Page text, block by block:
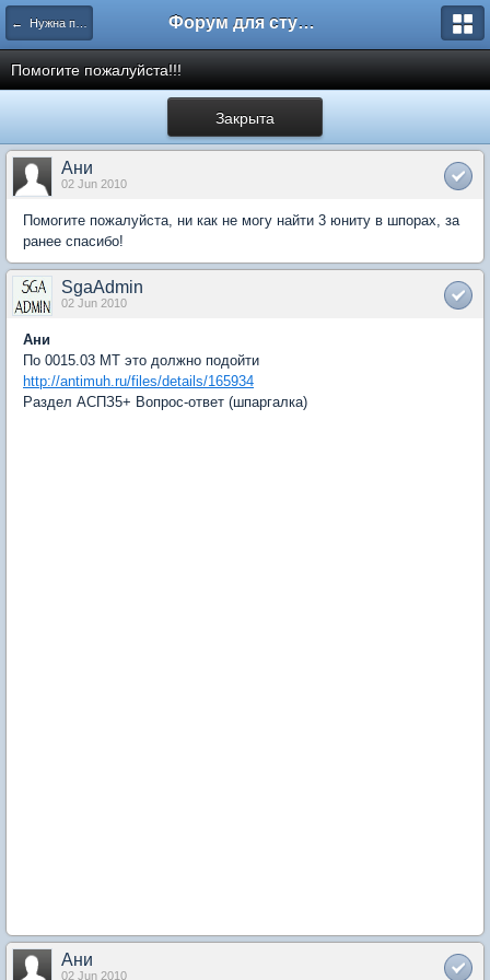
← Нужна помощь Форум для студента СГА
Помогите пожалуйста!!!
Закрыта
Ани
02 Jun 2010
Помогите пожалуйста, ни как не могу найти 3 юниту в шпорах, за
ранее спасибо!
SgaAdmin
02 Jun 2010
Ани
По 0015.03 МТ это должно подойти
http://antimuh.ru/files/details/165934
Раздел АСПЗ5+ Вопрос-ответ (шпаргалка)
Ани
02 Jun 2010